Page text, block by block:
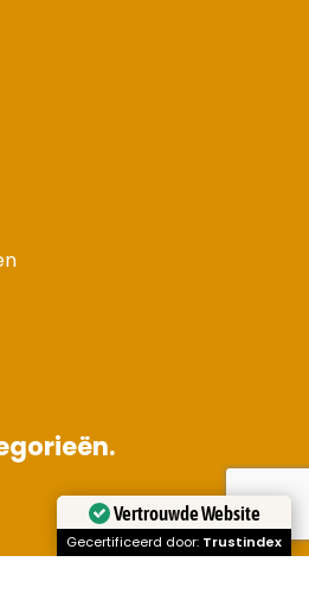
Vertrouwde Website
Gecertificeerd door: Trustindex